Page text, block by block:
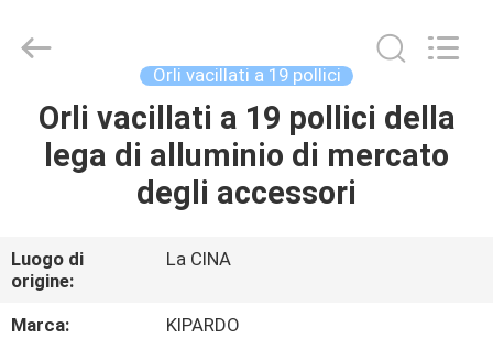
CASA
PRODOTTI
CIRCA
NOI
Rimax
Industry
Reserved.
Orli vacillati a 19 pollici
Orli vacillati a 19 pollici della
lega di alluminio di mercato
degli accessori
Luogo di
origine:
La CINA
Marca:
KIPARDO